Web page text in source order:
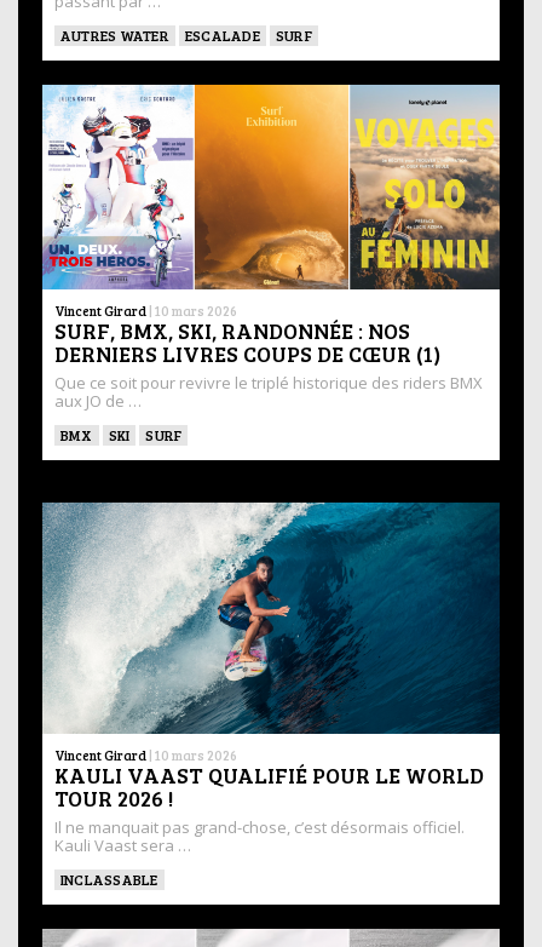
AUTRES WATER ESCALADE SURF
Vincent Girard | 10 mars 2026
SURF, BMX, SKI, RANDONNÉE : NOS
DERNIERS LIVRES COUPS DE CŒUR (1)
Que ce soit pour revivre le triplé historique des riders BMX
aux JO de …
BMX SKI SURF
Vincent Girard | 10 mars 2026
KAULI VAAST QUALIFIÉ POUR LE WORLD
TOUR 2026 !
Il ne manquait pas grand-chose, c’est désormais officiel.
Kauli Vaast sera …
INCLASSABLE